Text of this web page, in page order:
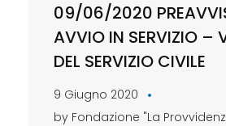
09/06/2020
AVVIO IN SERVIZIO –
DEL SERVIZIO CIVILE
9 Giugno 2020
by Fondazione "La